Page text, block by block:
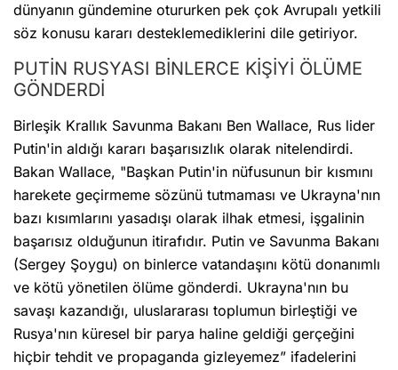
dünyanın gündemine otururken pek çok Avrupalı yetkili
söz konusu kararı desteklemediklerini dile getiriyor.
PUTİN RUSYASI BİNLERCE KİŞİYİ ÖLÜME
GÖNDERDİ
Birleşik Krallık Savunma Bakanı Ben Wallace, Rus lider
Putin'in aldığı kararı başarısızlık olarak nitelendirdi.
Bakan Wallace, "Başkan Putin'in nüfusunun bir kısmını
harekete geçirmeme sözünü tutmaması ve Ukrayna'nın
bazı kısımlarını yasadışı olarak ilhak etmesi, işgalinin
başarısız olduğunun itirafıdır. Putin ve Savunma Bakanı
(Sergey Şoygu) on binlerce vatandaşını kötü donanımlı
ve kötü yönetilen ölüme gönderdi. Ukrayna'nın bu
savaşı kazandığı, uluslararası toplumun birleştiği ve
Rusya'nın küresel bir parya haline geldiği gerçeğini
hiçbir tehdit ve propaganda gizleyemez” ifadelerini